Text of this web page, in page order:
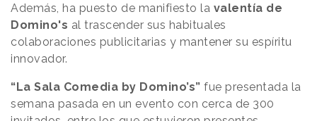
Además, ha puesto de manifiesto la valentía de
Domino's al trascender sus habituales
colaboraciones publicitarias y mantener su espíritu
innovador.
“La Sala Comedia by Domino’s” fue presentada la
semana pasada en un evento con cerca de 300